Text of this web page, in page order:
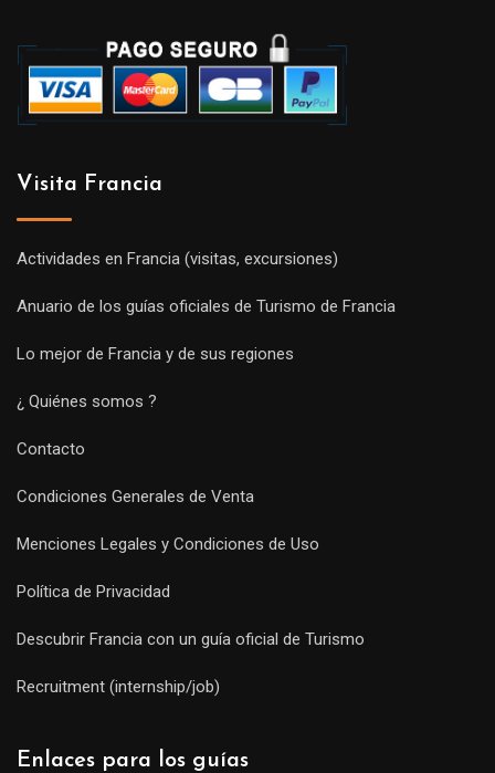
Visita Francia
Actividades en Francia (visitas, excursiones)
Anuario de los guías oficiales de Turismo de Francia
Lo mejor de Francia y de sus regiones
¿ Quiénes somos ?
Contacto
Condiciones Generales de Venta
Menciones Legales y Condiciones de Uso
Política de Privacidad
Descubrir Francia con un guía oficial de Turismo
Recruitment (internship/job)
Enlaces para los guías